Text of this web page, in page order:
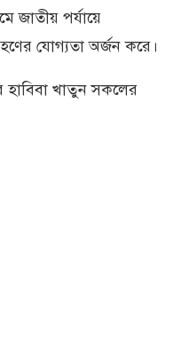
জাতীয় পর্যায়ে
যোগ্যতা অর্জন করে।
হাবিবা খাতুন সকলের